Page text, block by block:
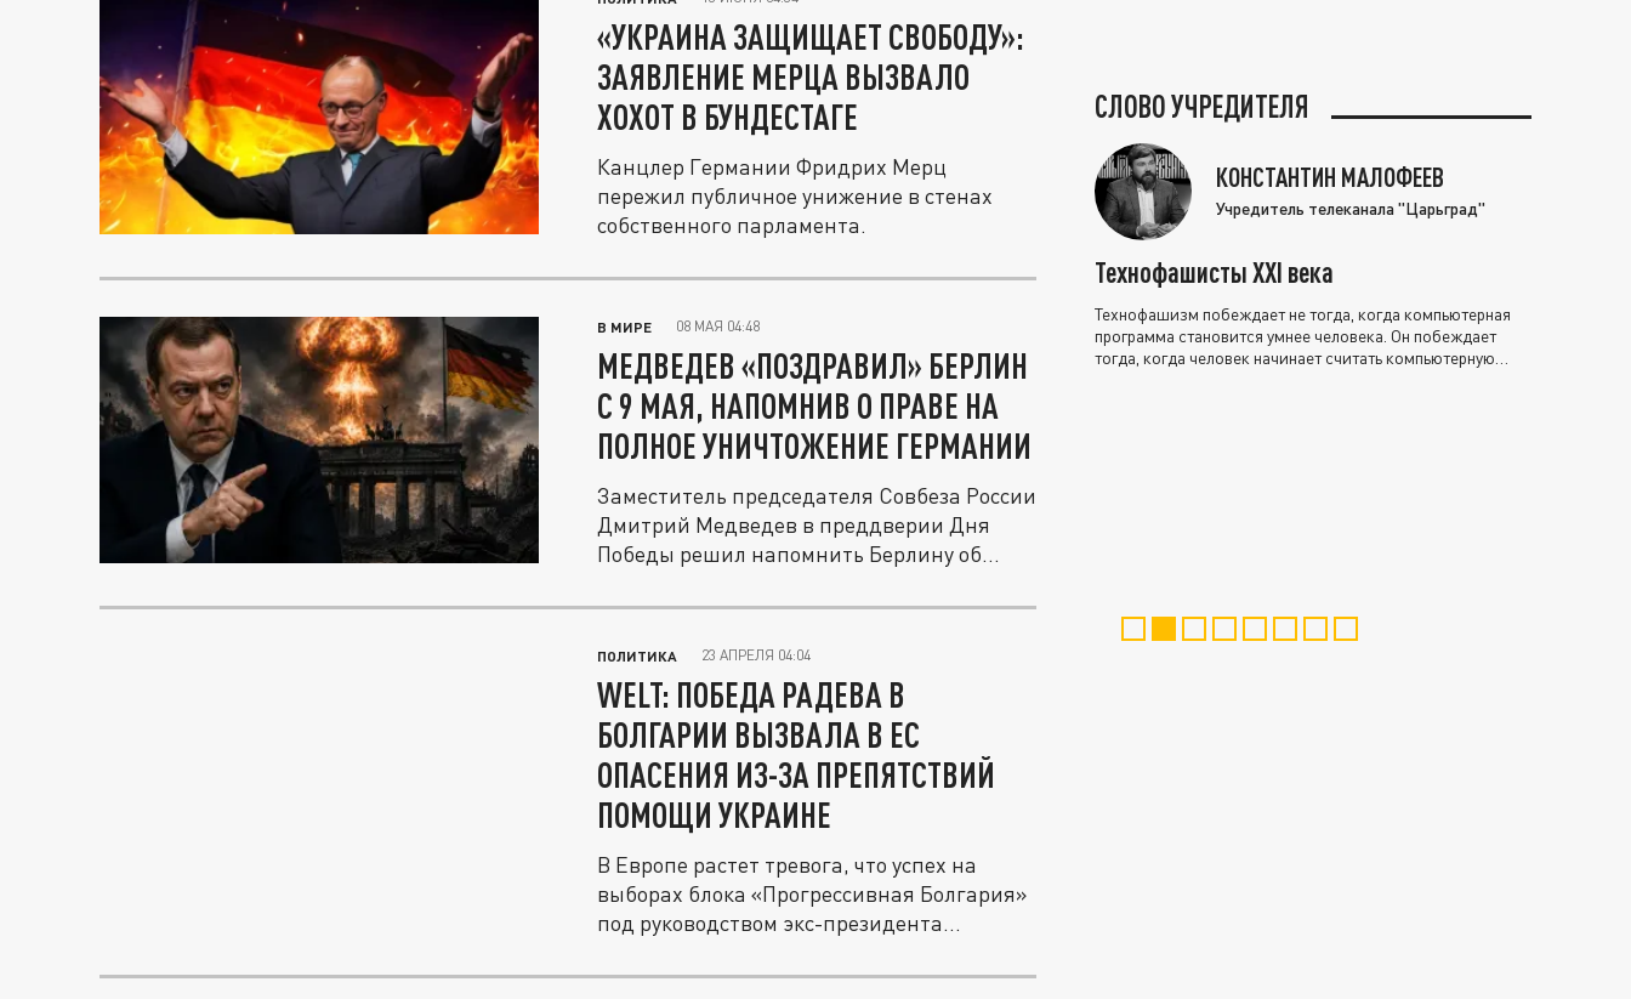
«УКРАИНА ЗАЩИЩАЕТ СВОБОДУ»:
ЗАЯВЛЕНИЕ МЕРЦА ВЫЗВАЛО
ХОХОТ В БУНДЕСТАГЕ
Канцлер Германии Фридрих Мерц
пережил публичное унижение в стенах
собственного парламента.
В МИРЕ 08 МАЯ 04:48
МЕДВЕДЕВ «ПОЗДРАВИЛ» БЕРЛИН
С 9 МАЯ, НАПОМНИВ О ПРАВЕ НА
ПОЛНОЕ УНИЧТОЖЕНИЕ ГЕРМАНИИ
Заместитель председателя Совбеза России
Дмитрий Медведев в преддверии Дня
Победы решил напомнить Берлину об...
ПОЛИТИКА 23 АПРЕЛЯ 04:04
WELT: ПОБЕДА РАДЕВА В
БОЛГАРИИ ВЫЗВАЛА В ЕС
ОПАСЕНИЯ ИЗ-ЗА ПРЕПЯТСТВИЙ
ПОМОЩИ УКРАИНЕ
В Европе растет тревога, что успех на
выборах блока «Прогрессивная Болгария»
под руководством экс-президента...
СЛОВО УЧРЕДИТЕЛЯ
КОНСТАНТИН МАЛОФЕЕВ
Учредитель телеканала "Царьград"
Технофашисты XXI века
Технофашизм побеждает не тогда, когда компьютерная
программа становится умнее человека. Он побеждает
тогда, когда человек начинает считать компьютерную